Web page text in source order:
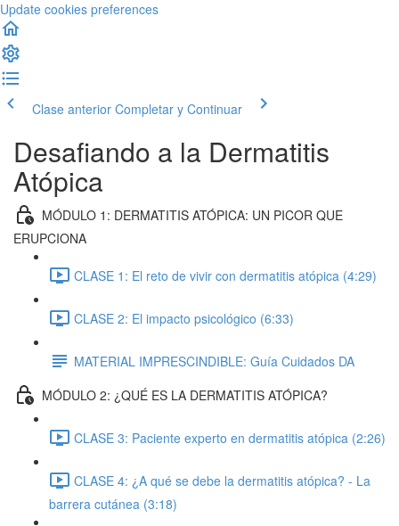
Update cookies preferences
Clase anterior Completar y Continuar
Desafiando a la Dermatitis
Atópica
MÓDULO 1: DERMATITIS ATÓPICA: UN PICOR QUE
ERUPCIONA
CLASE 1: El reto de vivir con dermatitis atópica (4:29)
CLASE 2: El impacto psicológico (6:33)
MATERIAL IMPRESCINDIBLE: Guía Cuidados DA
MÓDULO 2: ¿QUÉ ES LA DERMATITIS ATÓPICA?
CLASE 3: Paciente experto en dermatitis atópica (2:26)
CLASE 4: ¿A qué se debe la dermatitis atópica? - La
barrera cutánea (3:18)